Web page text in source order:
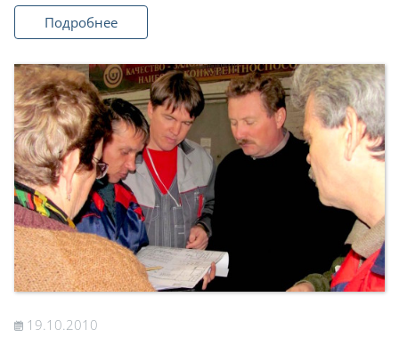
Подробнее
19.10.2010